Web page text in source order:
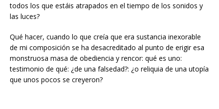
todos los que estáis atrapados en el tiempo de los sonidos y
las luces?
Qué hacer, cuando lo que creía que era sustancia inexorable
de mi composición se ha desacreditado al punto de erigir esa
monstruosa masa de obediencia y rencor: qué es uno:
testimonio de qué: ¿de una falsedad?: ¿o reliquia de una utopía
que unos pocos se creyeron?